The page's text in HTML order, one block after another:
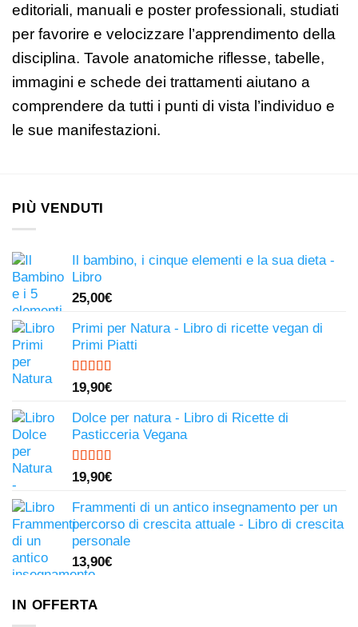
editoriali, manuali e poster professionali, studiati
per favorire e velocizzare l’apprendimento della
disciplina. Tavole anatomiche riflesse, tabelle,
immagini e schede dei trattamenti aiutano a
comprendere da tutti i punti di vista l’individuo e
le sue manifestazioni.
PIÙ VENDUTI
Il bambino, i cinque elementi e la sua dieta -
Libro
25,00€
Primi per Natura - Libro di ricette vegan di
Primi Piatti
Valutato
4.50
19,90€
Dolce per natura - Libro di Ricette di
Pasticceria Vegana
Valutato
4.81
19,90€
Frammenti di un antico insegnamento per un
percorso di crescita attuale - Libro di crescita
personale
13,90€
IN OFFERTA